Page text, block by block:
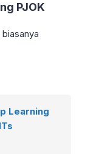
PJOK
Learning